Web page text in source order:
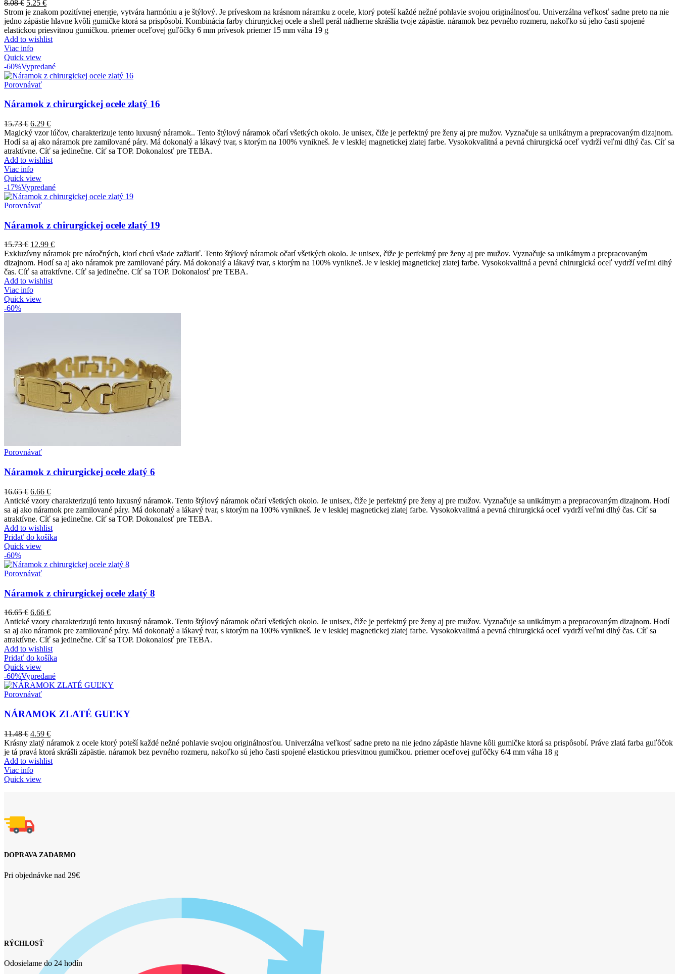
8.08€ 5.25 €
Strom je znakom pozitívnej energie, vytvára harmóniu a je štýlový. Je príveskom na krásnom náramku z ocele, ktorý poteší každé nežné pohlavie svojou originálnosťou. Univerzálna veľkosť sadne preto na nie
jedno zápästie hlavne kvôli gumičke ktorá sa prispôsobí. Kombinácia farby chirurgickej ocele a shell perál nádherne skrášlia tvoje zápästie. náramok bez pevného rozmeru, nakoľko sú jeho časti spojené
elastickou priesvitnou gumičkou. priemer oceľovej guľôčky 6 mm prívesok priemer 15 mm váha 19 g
Add to wishlist
Viac info
Quick view
-60%Vypredané
Porovnávať
Náramok z chirurgickej ocele zlatý 16
15.73€ 6.29 €
Magický vzor lúčov, charakterizuje tento luxusný náramok.. Tento štýlový náramok očarí všetkých okolo. Je unisex, čiže je perfektný pre ženy aj pre mužov. Vyznačuje sa unikátnym a prepracovaným dizajnom.
Hodí sa aj ako náramok pre zamilované páry. Má dokonalý a lákavý tvar, s ktorým na 100% vynikneš. Je v lesklej magnetickej zlatej farbe. Vysokokvalitná a pevná chirurgická oceľ vydrží veľmi dlhý čas. Cíť sa
atraktívne. Cíť sa jedinečne. Cíť sa TOP. Dokonalosť pre TEBA.
Add to wishlist
Viac info
Quick view
-17%Vypredané
Porovnávať
Náramok z chirurgickej ocele zlatý 19
15.73€ 12.99 €
Exkluzívny náramok pre náročných, ktorí chcú všade zažiariť. Tento štýlový náramok očarí všetkých okolo. Je unisex, čiže je perfektný pre ženy aj pre mužov. Vyznačuje sa unikátnym a prepracovaným
dizajnom. Hodí sa aj ako náramok pre zamilované páry. Má dokonalý a lákavý tvar, s ktorým na 100% vynikneš. Je v lesklej magnetickej zlatej farbe. Vysokokvalitná a pevná chirurgická oceľ vydrží veľmi dlhý
čas. Cíť sa atraktívne. Cíť sa jedinečne. Cíť sa TOP. Dokonalosť pre TEBA.
Add to wishlist
Viac info
Quick view
-60%
Porovnávať
Náramok z chirurgickej ocele zlatý 6
16.65€ 6.66 €
Antické vzory charakterizujú tento luxusný náramok. Tento štýlový náramok očarí všetkých okolo. Je unisex, čiže je perfektný pre ženy aj pre mužov. Vyznačuje sa unikátnym a prepracovaným dizajnom. Hodí
sa aj ako náramok pre zamilované páry. Má dokonalý a lákavý tvar, s ktorým na 100% vynikneš. Je v lesklej magnetickej zlatej farbe. Vysokokvalitná a pevná chirurgická oceľ vydrží veľmi dlhý čas. Cíť sa
atraktívne. Cíť sa jedinečne. Cíť sa TOP. Dokonalosť pre TEBA.
Add to wishlist
Pridať do košíka
Quick view
-60%
Porovnávať
Náramok z chirurgickej ocele zlatý 8
16.65€ 6.66 €
Antické vzory charakterizujú tento luxusný náramok. Tento štýlový náramok očarí všetkých okolo. Je unisex, čiže je perfektný pre ženy aj pre mužov. Vyznačuje sa unikátnym a prepracovaným dizajnom. Hodí
sa aj ako náramok pre zamilované páry. Má dokonalý a lákavý tvar, s ktorým na 100% vynikneš. Je v lesklej magnetickej zlatej farbe. Vysokokvalitná a pevná chirurgická oceľ vydrží veľmi dlhý čas. Cíť sa
atraktívne. Cíť sa jedinečne. Cíť sa TOP. Dokonalosť pre TEBA.
Add to wishlist
Pridať do košíka
Quick view
-60%Vypredané
Porovnávať
NÁRAMOK ZLATÉ GUĽKY
11.48€ 4.59 €
Krásny zlatý náramok z ocele ktorý poteší každé nežné pohlavie svojou originálnosťou. Univerzálna veľkosť sadne preto na nie jedno zápästie hlavne kôli gumičke ktorá sa prispôsobí. Práve zlatá farba guľôčok
je tá pravá ktorá skrášli zápästie. náramok bez pevného rozmeru, nakoľko sú jeho časti spojené elastickou priesvitnou gumičkou. priemer oceľovej guľôčky 6/4 mm váha 18 g
Add to wishlist
Viac info
Quick view
DOPRAVA ZADARMO
Pri objednávke nad 29€
RÝCHLOSŤ
Odosielame do 24 hodín